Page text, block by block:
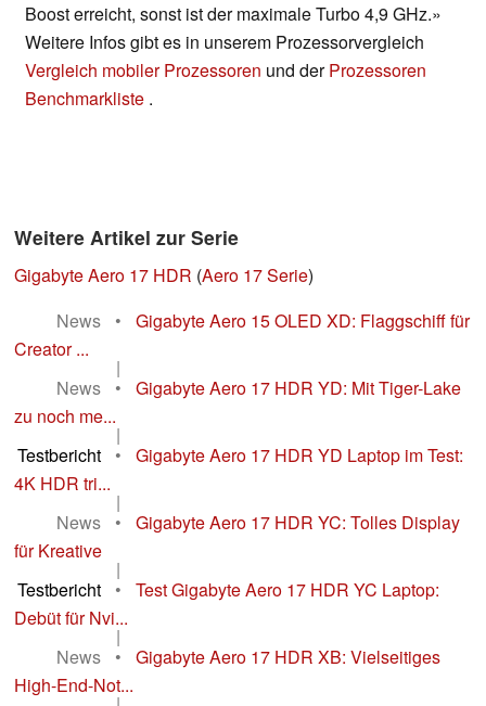
Boost erreicht, sonst ist der maximale Turbo 4,9 GHz.»
Weitere Infos gibt es in unserem Prozessorvergleich
Vergleich mobiler Prozessoren und derProzessoren
Benchmarkliste .
Weitere Artikel zur Serie
Gigabyte Aero 17 HDR (Aero 17 Serie)
News
•
Gigabyte Aero 15 OLED XD: Flaggschiff für
Creator ...
|
News
•
Gigabyte Aero 17 HDR YD: Mit Tiger-Lake
zu noch me...
|
Testbericht
•
Gigabyte Aero 17 HDR YD Laptop im Test:
4K HDR tri...
|
News
•
Gigabyte Aero 17 HDR YC: Tolles Display
für Kreative
|
Testbericht
•
Test Gigabyte Aero 17 HDR YC Laptop:
Debüt für Nvi...
|
News
•
Gigabyte Aero 17 HDR XB: Vielseitiges
High-End-Not...